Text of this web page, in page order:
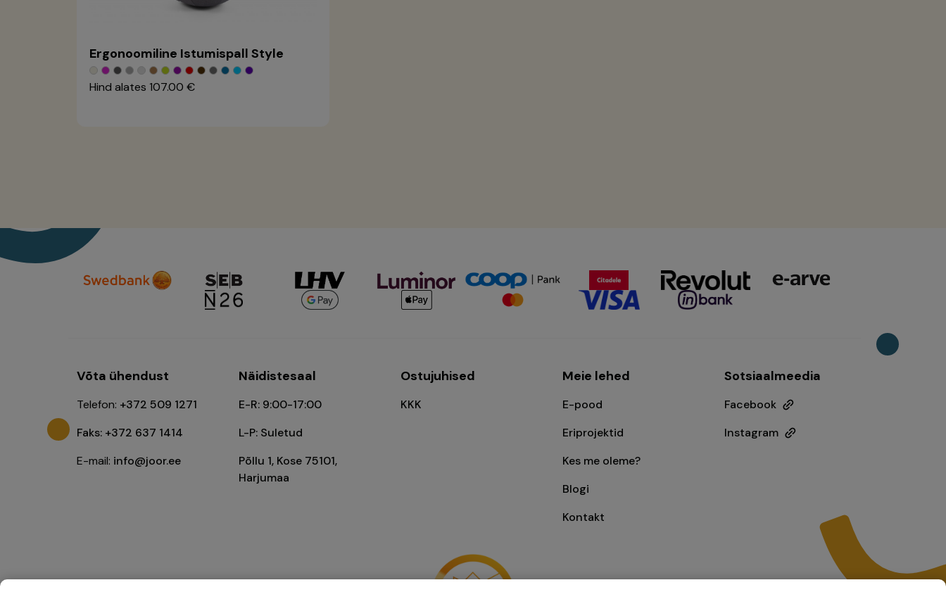
Ergonoomiline Istumispall Style
Hind alates 107.00 €
Võta ühendust
Telefon: +372 509 1271
Faks: +372 637 1414
E-mail: info@joor.ee
Näidistesaal
E-R: 9:00-17:00
L-P: Suletud
Põllu 1, Kose 75101,
Harjumaa
Ostujuhised
KKK
Meie lehed
E-pood
Eriprojektid
Kes me oleme?
Blogi
Kontakt
Sotsiaalmeedia
Facebook
Instagram